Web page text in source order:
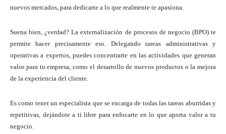
nuevos mercados, para dedicarte a lo que realmente te apasiona.
Suena bien, ¿verdad? La externalización de procesos de negocio (BPO) te
permite hacer precisamente eso. Delegando tareas administrativas y
operativas a expertos, puedes concentrarte en las actividades que generan
valor para tu empresa, como el desarrollo de nuevos productos o la mejora
de la experiencia del cliente.
Es como tener un especialista que se encarga de todas las tareas aburridas y
repetitivas, dejándote a ti libre para enfocarte en lo que aporta valor a tu
negocio.